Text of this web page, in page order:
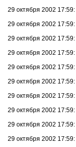
29 октября 2002 17:59:
29 октября 2002 17:59:
29 октября 2002 17:59:
29 октября 2002 17:59:
29 октября 2002 17:59:
29 октября 2002 17:59:
29 октября 2002 17:59:
29 октября 2002 17:59:
29 октября 2002 17:59:
29 октября 2002 17:59: